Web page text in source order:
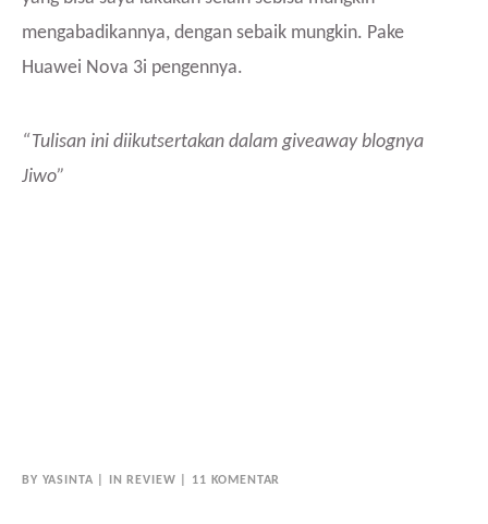
mengabadikannya, dengan sebaik mungkin. Pake
Huawei Nova 3i pengennya.
“Tulisan ini diikutsertakan dalam giveaway blognya
Jiwo”
BY YASINTA IN REVIEW 11 KOMENTAR